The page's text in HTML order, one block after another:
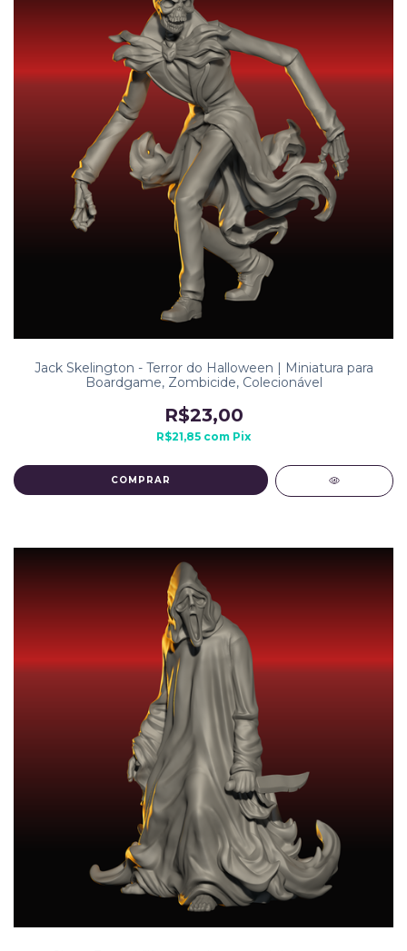
Jack Skelington - Terror do Halloween | Miniatura para
Boardgame, Zombicide, Colecionável
R$23,00
R$21,85 com Pix
COMPRAR